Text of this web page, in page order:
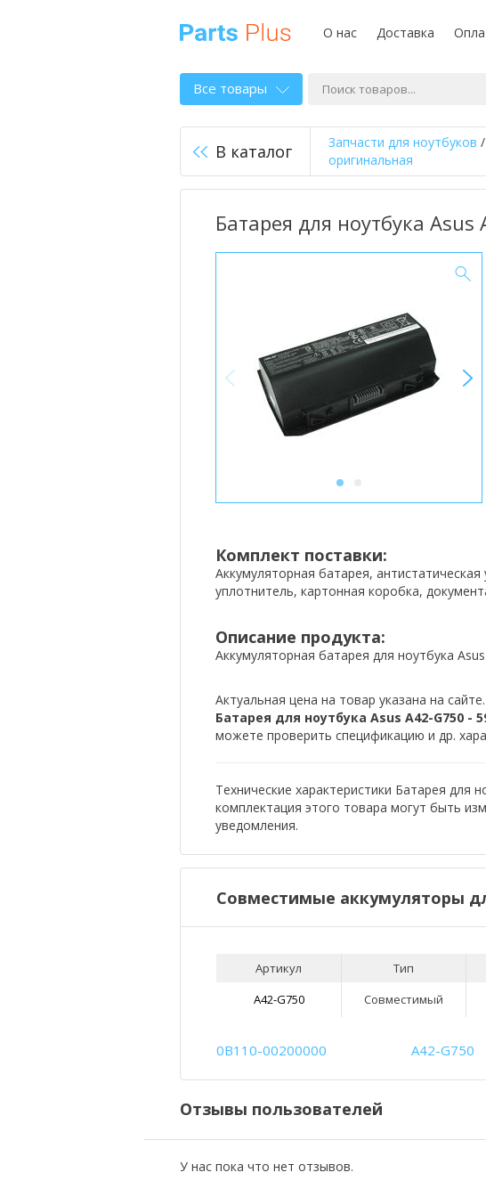
О нас Доставка
Все товары
В каталог Запчасти для ноутбуков /
оригинальная
Батарея для ноутбука
1
Комплект поставки:
Аккумуляторная батарея,
уплотнитель, картонная коробка,
Описание продукта:
Аккумуляторная батарея для ноутбука
Актуальная цена на товар указана на
Батарея для ноутбука Asus A42-G750 -
можете проверить спецификацию и др.
Технические характеристики Батарея для
комплектация этого товара могут быть
уведомления.
Совместимые аккумуляторы
Артикул Тип
A42-G750
Совместимый
0B110-00200000 A42-G750
Отзывы пользователей
У нас пока что нет отзывов.